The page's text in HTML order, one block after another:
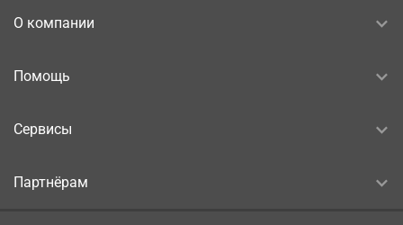
О компании
Помощь
Сервисы
Партнёрам